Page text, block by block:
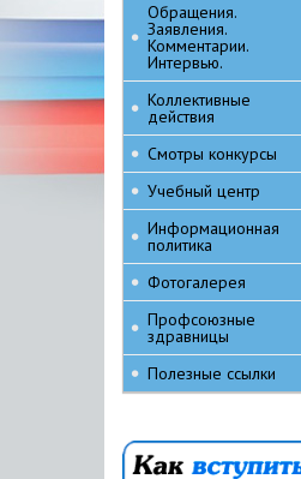
Обращения.
Заявления.
Комментарии.
Интервью.
Коллективные
действия
Смотры конкурсы
Учебный центр
Информационная
политика
Фотогалерея
Профсоюзные
здравницы
Полезные ссылки